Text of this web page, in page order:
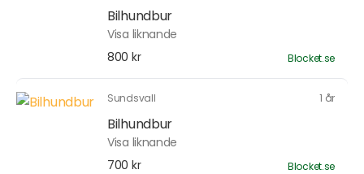
Bilhundbur
Visa liknande
800 kr
Blocket.se
Sundsvall 1 år
Bilhundbur
Visa liknande
700 kr
Blocket.se